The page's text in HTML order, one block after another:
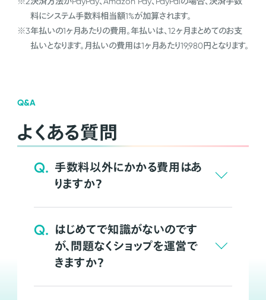
料にシステム手数料相当額1%が加算されます。
※3年払いの1ヶ月あたりの費用。年払いは、12ヶ月まとめてのお支
払いとなります。月払いの費用は1ヶ月あたり19,980円となります。
Q&A
よくある質問
Q. 手数料以外にかかる費用はあ
りますか？
Q. はじめてで知識がないのです
が、問題なくショップを運営で
きますか？